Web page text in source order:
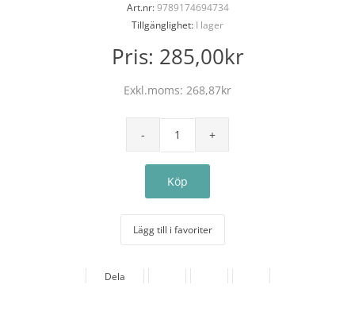
Art.nr:9789174694734
Tillgänglighet: I lager
Pris: 285,00kr
Exkl.moms: 268,87kr
Lägg till i favoriter
Dela